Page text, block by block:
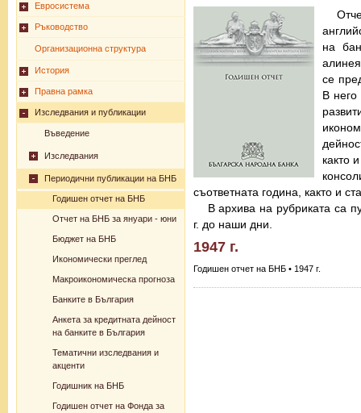
Евросистема
Ръководство
Организационна структура
История
Правна рамка
Изследвания и публикации
Въведение
Изследвания
Периодични публикации на БНБ
Годишен отчет на БНБ
Отчет на БНБ за януари - юни
Бюджет на БНБ
Икономически преглед
Макроикономическа прогноза
Банките в България
Анкета за кредитната дейност
на банките в България
Тематични изследвания и
акценти
Годишник на БНБ
Годишен отчет на Фонда за
на
се
В
както
съответната година, както и
В архива на рубриката са
г. до наши дни.
1947 г.
Годишен отчет на БНБ • 1947 г.